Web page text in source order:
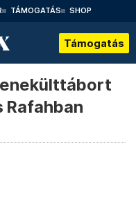
TÁMOGATÁS SHOP
Támogatás